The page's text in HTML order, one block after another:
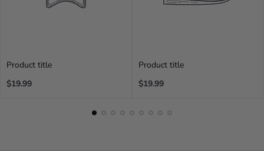
misma colección, ya que se consideran compras
Product title
Regular
$19.99
Product title
Regular
$19.99